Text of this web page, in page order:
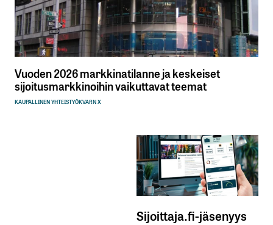
Vuoden 2026 markkinatilanne ja keskeiset
sijoitusmarkkinoihin vaikuttavat teemat
KAUPALLINEN YHTEISTYÖKVARN X
Sijoittaja.fi-jäsenyys